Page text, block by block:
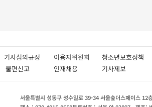
기사심의규정 이용자위원회 청소년보호정책
불편신고 인재채용 기사제보
서울특별시 성동구 성수일로 39-34 서울숲더스페이스 12